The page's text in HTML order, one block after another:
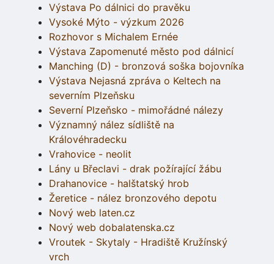
Výstava Po dálnici do pravěku
Vysoké Mýto - výzkum 2026
Rozhovor s Michalem Ernée
Výstava Zapomenuté město pod dálnicí
Manching (D) - bronzová soška bojovníka
Výstava Nejasná zpráva o Keltech na
severním Plzeňsku
Severní Plzeňsko - mimořádné nálezy
Významný nález sídliště na
Královéhradecku
Vrahovice - neolit
Lány u Břeclavi - drak požírající žábu
Drahanovice - halštatský hrob
Žeretice - nález bronzového depotu
Nový web laten.cz
Nový web dobalatenska.cz
Vroutek - Skytaly - Hradiště Kružínský
vrch